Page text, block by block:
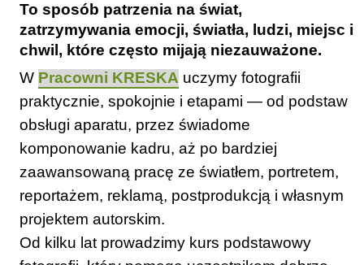
To sposób patrzenia na świat,
zatrzymywania emocji, światła, ludzi, miejsc i
chwil, które często mijają niezauważone.
W Pracowni KRESKA uczymy fotografii
praktycznie, spokojnie i etapami — od podstaw
obsługi aparatu, przez świadome
komponowanie kadru, aż po bardziej
zaawansowaną pracę ze światłem, portretem,
reportażem, reklamą, postprodukcją i własnym
projektem autorskim.
Od kilku lat prowadzimy kurs podstawowy